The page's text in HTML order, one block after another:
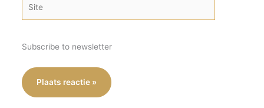
Subscribe to newsletter